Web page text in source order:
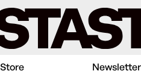
Store Newsletter